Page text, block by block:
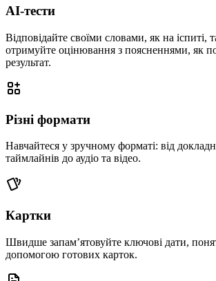
AI-тести
Відповідайте своїми словами, як на іспиті,
отримуйте оцінювання з поясненнями, як
результат.
Різні формати
Навчайтеся у зручному форматі: від
таймлайнів до аудіо та відео.
Картки
Швидше запам’ятовуйте ключові дати,
допомогою готових карток.